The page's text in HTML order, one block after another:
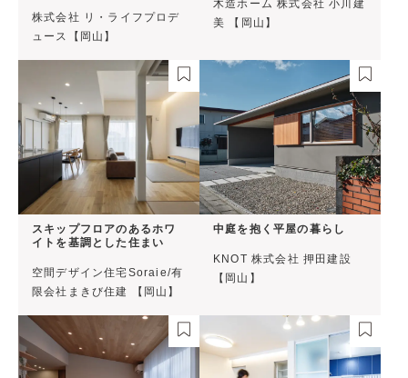
株式会社 リ・ライフプロデ
ュース【岡山】
木造ホーム 株式会社 小川建
美 【岡山】
スキップフロアのあるホワ
イトを基調とした住まい
空間デザイン住宅Soraie/有
限会社まきび住建 【岡山】
中庭を抱く平屋の暮らし
KNOT 株式会社 押田建設
【岡山】